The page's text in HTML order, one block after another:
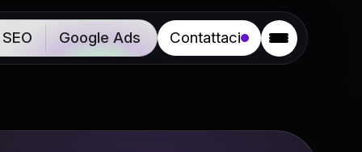
SEO Google Ads Contattaci